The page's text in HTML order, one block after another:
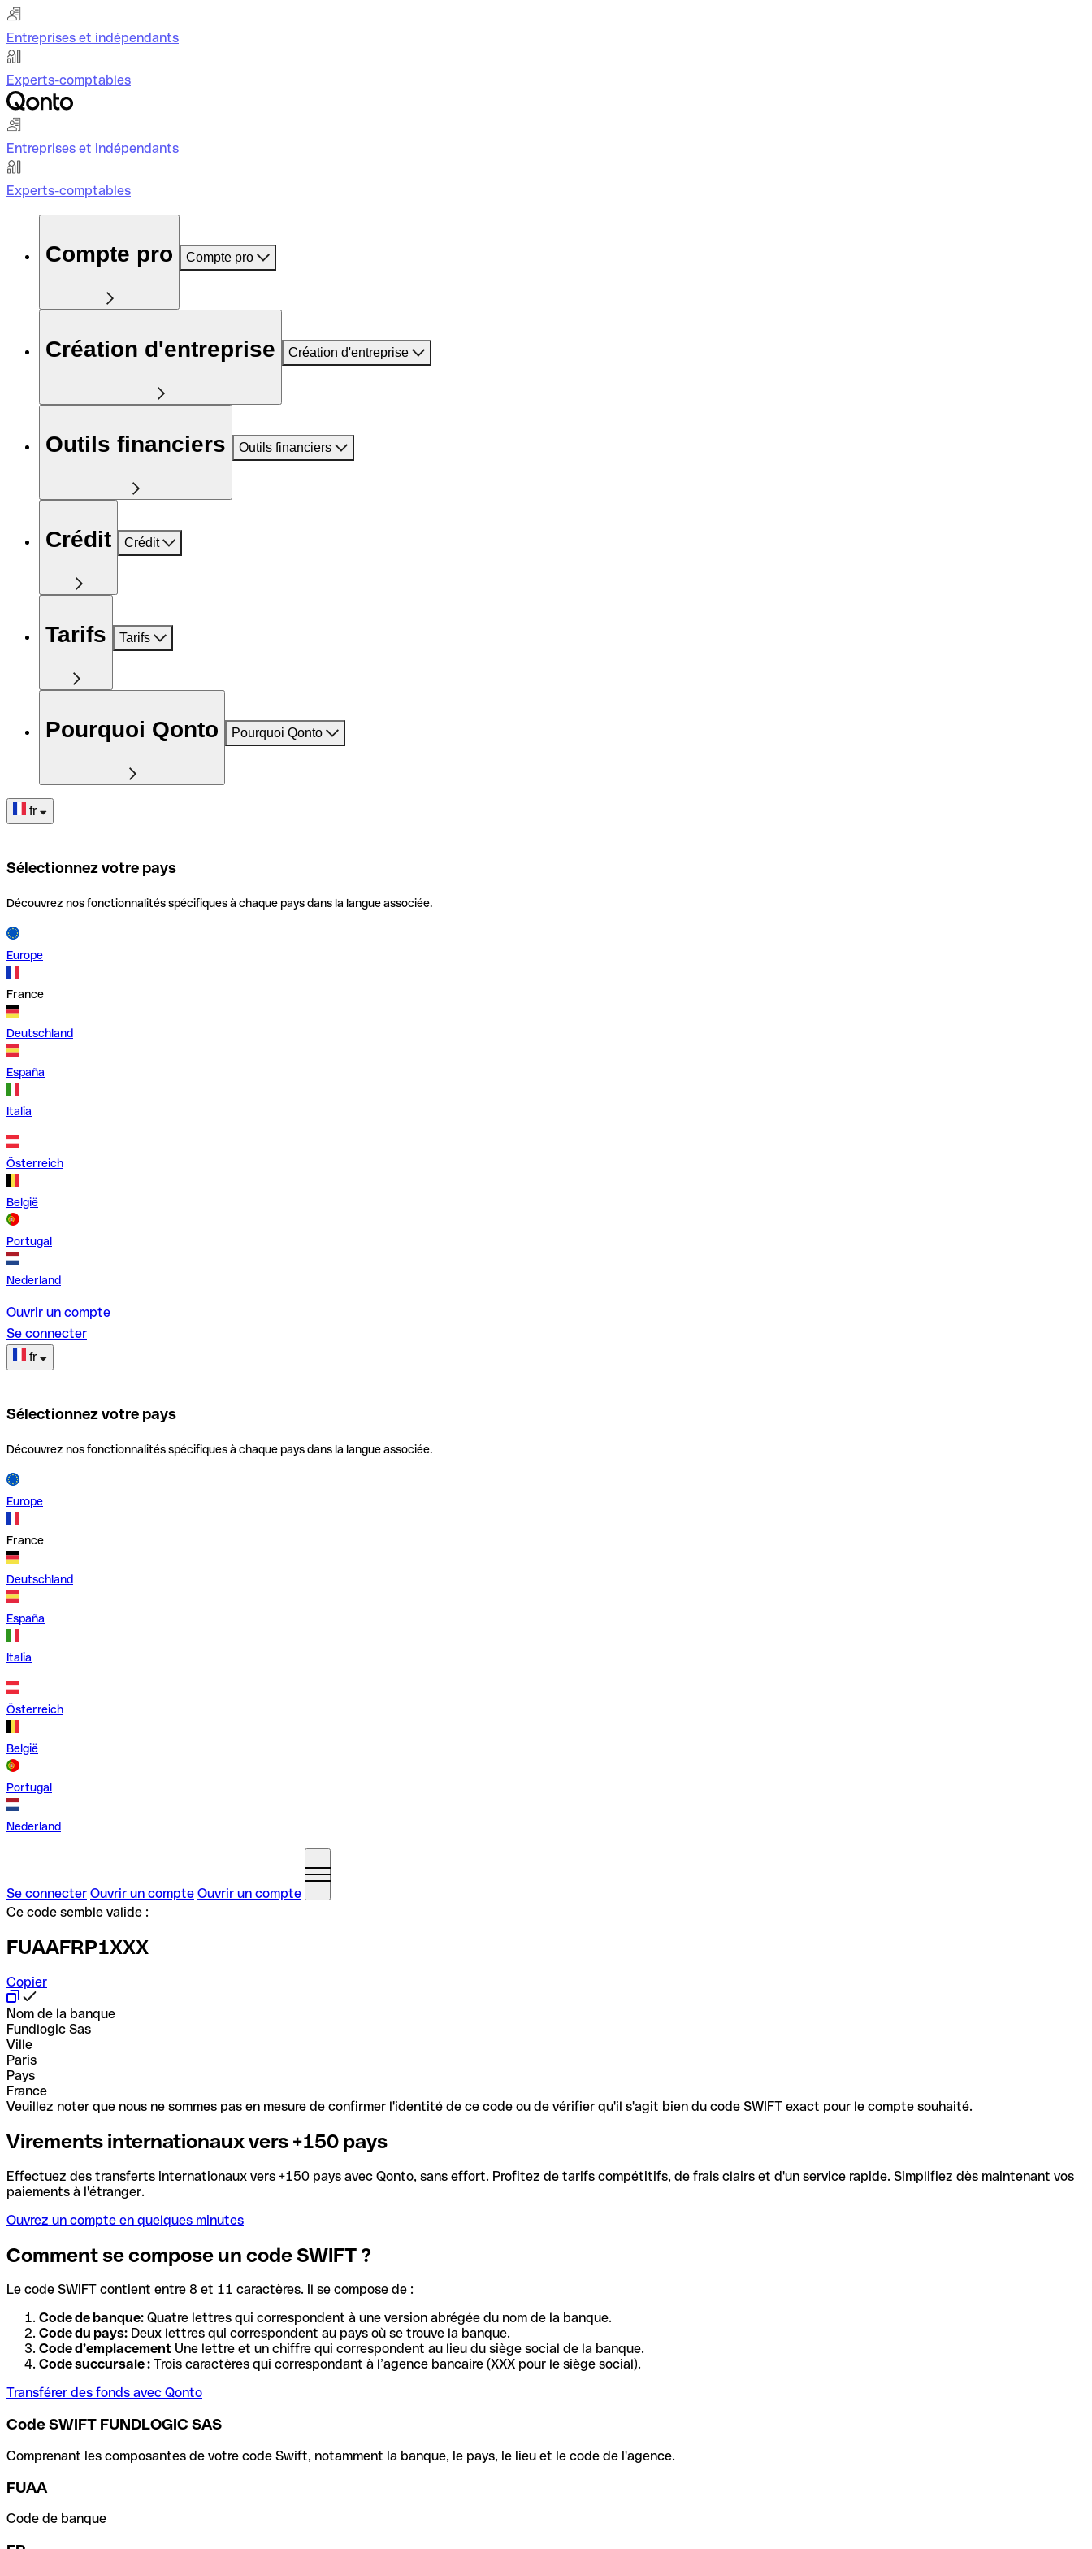
Entreprises et indépendants
Experts-comptables
Entreprises et indépendants
Experts-comptables
Compte pro Compte pro
Création d'entreprise Création d'entreprise
Outils financiers Outils financiers
Crédit Crédit
Tarifs Tarifs
Pourquoi Qonto Pourquoi Qonto
fr
Sélectionnez votre pays
Découvrez nos fonctionnalités spécifiques à chaque pays dans la langue associée.
Europe
France
Deutschland
España
Italia
Österreich
België
Portugal
Nederland
Ouvrir un compte
Se connecter
fr
Sélectionnez votre pays
Découvrez nos fonctionnalités spécifiques à chaque pays dans la langue associée.
Europe
France
Deutschland
España
Italia
Österreich
België
Portugal
Nederland
Se connecter Ouvrir un compte Ouvrir un compte
Ce code semble valide :
FUAAFRP1XXX
Copier
Nom de la banque
Fundlogic Sas
Ville
Paris
Pays
France
Veuillez noter que nous ne sommes pas en mesure de confirmer l'identité de ce code ou de vérifier qu'il s'agit bien du code SWIFT exact pour le compte souhaité.
Virements internationaux vers +150 pays
Effectuez des transferts internationaux vers +150 pays avec Qonto, sans effort. Profitez de tarifs compétitifs, de frais clairs et d'un service rapide. Simplifiez dès maintenant vos
paiements à l'étranger.
Ouvrez un compte en quelques minutes
Comment se compose un code SWIFT ?
Le code SWIFT contient entre 8 et 11 caractères. Il se compose de :
Code de banque: Quatre lettres qui correspondent à une version abrégée du nom de la banque.
Code du pays: Deux lettres qui correspondent au pays où se trouve la banque.
Code d’emplacement Une lettre et un chiffre qui correspondent au lieu du siège social de la banque.
Code succursale : Trois caractères qui correspondant à l’agence bancaire (XXX pour le siège social).
Transférer des fonds avec Qonto
Code SWIFT FUNDLOGIC SAS
Comprenant les composantes de votre code Swift, notamment la banque, le pays, le lieu et le code de l'agence.
FUAA
Code de banque